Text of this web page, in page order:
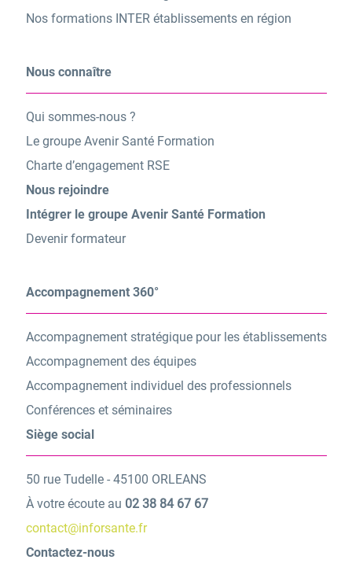
Nos formations INTER établissements en région
Nous connaître
Qui sommes-nous ?
Le groupe Avenir Santé Formation
Charte d’engagement RSE
Nous rejoindre
Intégrer le groupe Avenir Santé Formation
Devenir formateur
Accompagnement 360°
Accompagnement stratégique pour les établissements
Accompagnement des équipes
Accompagnement individuel des professionnels
Conférences et séminaires
Siège social
50 rue Tudelle - 45100 ORLEANS
À votre écoute au 02 38 84 67 67
contact@inforsante.fr
Contactez-nous